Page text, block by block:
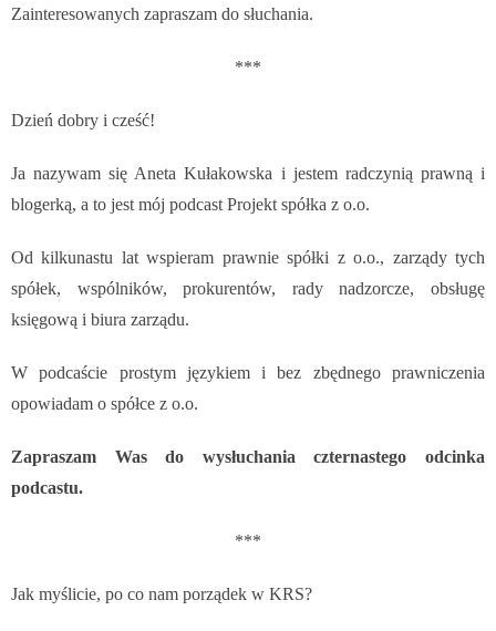
Zainteresowanych zapraszam do słuchania.
***
Dzień dobry i cześć!
Ja nazywam się Aneta Kułakowska i jestem radczynią prawną i
blogerką, a to jest mój podcast Projekt spółka z o.o.
Od kilkunastu lat wspieram prawnie spółki z o.o., zarządy tych
spółek, wspólników, prokurentów, rady nadzorcze, obsługę
księgową i biura zarządu.
W podcaście prostym językiem i bez zbędnego prawniczenia
opowiadam o spółce z o.o.
Zapraszam Was do wysłuchania czternastego odcinka
podcastu.
***
Jak myślicie, po co nam porządek w KRS?